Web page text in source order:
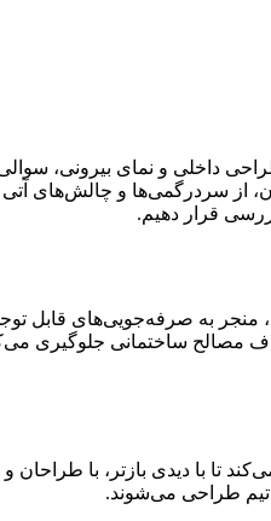
داخلی و نمای بیرونی،
سردرگمی‌ها و چالش‌های آتی
قرار دهیم.
منجر به صرفه‌جویی‌های
مصالح ساختمانی جلوگیری
تا با دیدی بازتر، با طراحان
تیم طراحی می‌شوند.